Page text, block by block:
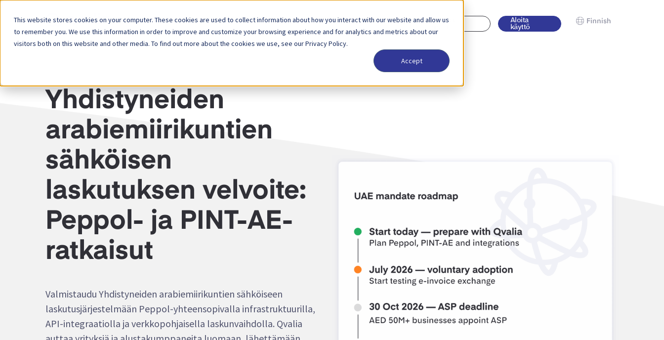
This website stores cookies on your computer. These cookies are used to collect information about how you interact with our website and allow us
to remember you. We use this information in order to improve and customize your browsing experience and for analytics and metrics about our
visitors both on this website and other media. To find out more about the cookies we use, see our Privacy Policy.
Accept
Alusta Ratkaisut Kumppani Hinnoittelu Yritys
Kirjaudu
Aloita
käyttö
Finnish
Yhdistyneiden
arabiemiirikuntien
sähköisen
laskutuksen velvoite:
Peppol- ja PINT-AE-
ratkaisut
Valmistaudu Yhdistyneiden arabiemiirikuntien sähköiseen
laskutusjärjestelmään Peppol-yhteensopivalla infrastruktuurilla,
API-integraatiolla ja verkkopohjaisella laskunvaihdolla. Qvalia